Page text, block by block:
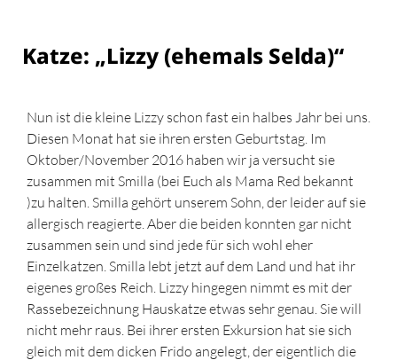
Katze: „Lizzy (ehemals Selda)“
Nun ist die kleine Lizzy schon fast ein halbes Jahr bei uns.
Diesen Monat hat sie ihren ersten Geburtstag. Im
Oktober/November 2016 haben wir ja versucht sie
zusammen mit Smilla (bei Euch als Mama Red bekannt
)zu halten. Smilla gehört unserem Sohn, der leider auf sie
allergisch reagierte. Aber die beiden konnten gar nicht
zusammen sein und sind jede für sich wohl eher
Einzelkatzen. Smilla lebt jetzt auf dem Land und hat ihr
eigenes großes Reich. Lizzy hingegen nimmt es mit der
Rassebezeichnung Hauskatze etwas sehr genau. Sie will
nicht mehr raus. Bei ihrer ersten Exkursion hat sie sich
gleich mit dem dicken Frido angelegt, der eigentlich die